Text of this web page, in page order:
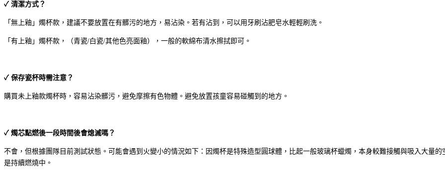
✓ 清潔方式？
「無上釉」燭杯款，建議不要放置在有髒污的地方，易沾染。若有沾到，可以用牙刷沾肥皂水輕輕刷洗。
「有上釉」燭杯款，（青瓷/白瓷/其他色亮面釉），一般的軟綿布清水擦拭即可。
✓ 保存瓷杯時需注意？
購買未上釉款燭杯時，容易沾染髒污，避免摩擦有色物體。避免放置孩童容易碰觸到的地方。
✓ 燭芯點燃後一段時間後會熄滅嗎？
不會，但根據團隊目前測試狀態。可能會遇到火變小的情況如下：因燭杯是特殊造型圓球體，比起一般玻璃杯蠟燭，本身較難接觸與吸入大量
是持續燃燒中。